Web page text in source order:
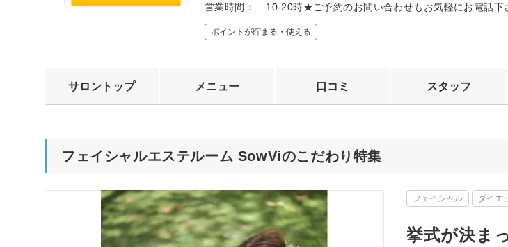
営業時間：
10-20時★ご予約のお問い合わせもお気軽にお電話下
ポイントが貯まる・使える
サロントップ メニュー 口コミ スタッフ
フェイシャルエステルーム SowViのこだわり特集
フェイシャル ダイエ
挙式が決ま